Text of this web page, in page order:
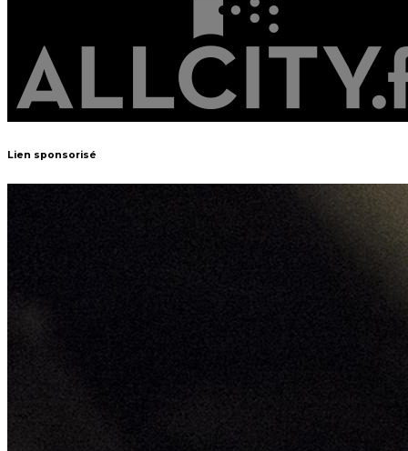
Lien sponsorisé